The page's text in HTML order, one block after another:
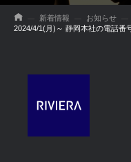
新着情報
お知らせ
2024/4/1(月)～ 静岡本社の電話番